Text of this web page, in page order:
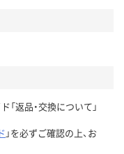
「返品・交換について」
」を必ずご確認の上、お